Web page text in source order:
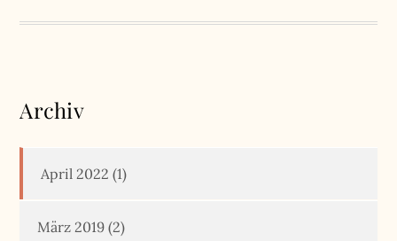
Archiv
April 2022 (1)
März 2019 (2)